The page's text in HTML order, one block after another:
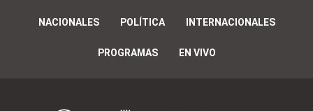
NACIONALES POLÍTICA INTERNACIONALES
PROGRAMAS EN VIVO